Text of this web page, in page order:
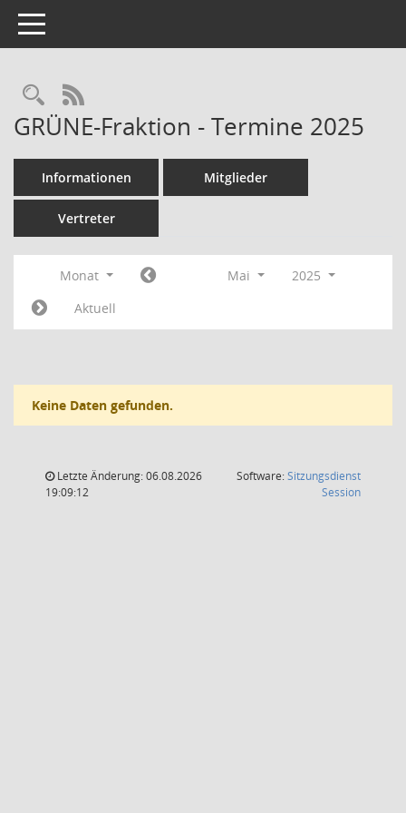
Toggle navigation
Rechercheauswahl
RSS-Feed
GRÜNE-Fraktion - Termine 2025
Informationen Mitglieder
Vertreter
Monat Mai
2025
Aktuell
Keine Daten gefunden.
Letzte Änderung: 06.08.2026
19:09:12
Software:Sitzungsdienst
Session(Wird in